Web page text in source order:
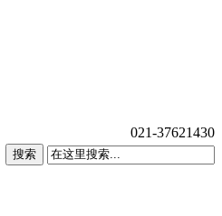
021-37621430
搜索